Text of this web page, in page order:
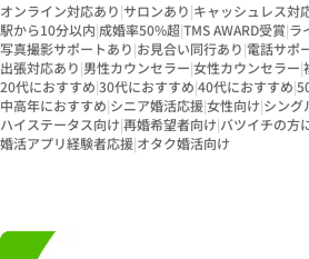
オンライン対応あり|サロンあり|キャッシュレス対
駅から10分以内|成婚率50%超|TMS AWARD受賞|ラ
写真撮影サポートあり|お見合い同行あり|電話サポ
出張対応あり|男性カウンセラー|女性カウンセラー|
20代におすすめ|30代におすすめ|40代におすすめ|
中高年におすすめ|シニア婚活応援|女性向け|シング
ハイステータス向け|再婚希望者向け|バツイチの方
婚活アプリ経験者応援|オタク婚活向け